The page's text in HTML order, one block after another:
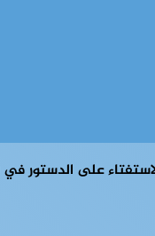
في 30 يوليو 2023″